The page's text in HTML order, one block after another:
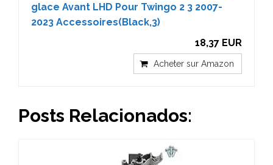
glace Avant LHD Pour Twingo 2 3 2007-
2023 Accessoires(Black,3)
18,37 EUR
Acheter sur Amazon
Posts Relacionados: